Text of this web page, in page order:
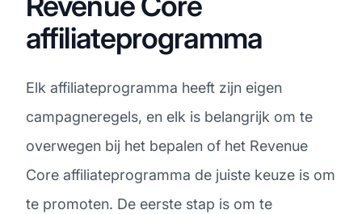
affiliateprogramma
Elk affiliateprogramma heeft zijn eigen
campagneregels, en elk is belangrijk om te
overwegen bij het bepalen of het Revenue
Core affiliateprogramma de juiste keuze is om
te promoten. De eerste stap is om te